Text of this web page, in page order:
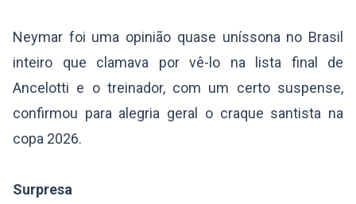
Neymar foi uma opinião quase uníssona no Brasil
inteiro que clamava por vê-lo na lista final de
Ancelotti e o treinador, com um certo suspense,
confirmou para alegria geral o craque santista na
copa 2026.
Surpresa